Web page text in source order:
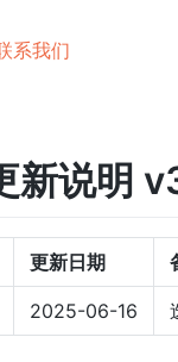
系我们
新说明
更新日期
2025-06-16